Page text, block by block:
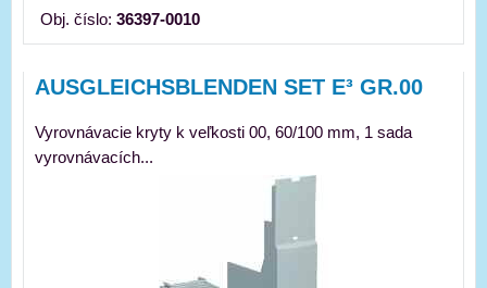
Obj. číslo: 36397-0010
AUSGLEICHSBLENDEN SET E³ GR.00
Vyrovnávacie kryty k veľkosti 00, 60/100 mm, 1 sada
vyrovnávacích...